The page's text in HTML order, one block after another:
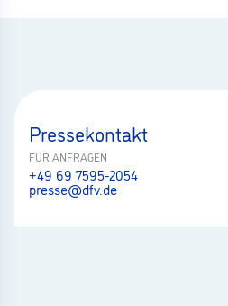
Pressekontakt
FÜR ANFRAGEN
+49 69 7595-2054
presse@dfv.de